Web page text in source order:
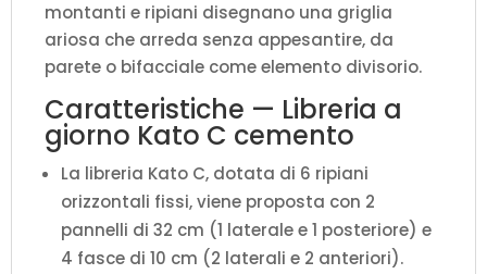
montanti e ripiani disegnano una griglia
ariosa che arreda senza appesantire, da
parete o bifacciale come elemento divisorio.
Caratteristiche — Libreria a
giorno Kato C cemento
La libreria Kato C, dotata di 6 ripiani
orizzontali fissi, viene proposta con 2
pannelli di 32 cm (1 laterale e 1 posteriore) e
4 fasce di 10 cm (2 laterali e 2 anteriori).